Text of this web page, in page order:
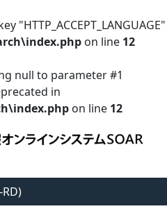
"HTTP_ACCEPT_LANGUAGE"
on line 12
null to parameter #1
in
on line 12